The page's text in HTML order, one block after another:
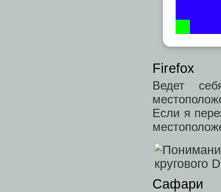
Firefox
Ведет
Если я
Сафари